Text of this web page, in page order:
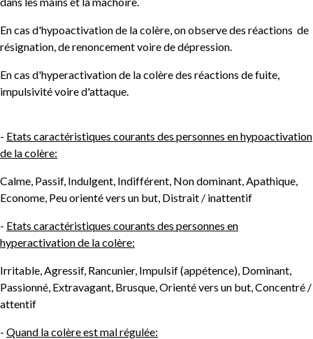
En cas d'hypoactivation de la colère, on observe des réactions de
résignation, de renoncement voire de dépression.
En cas d'hyperactivation de la colère des réactions de fuite,
impulsivité voire d'attaque.
- Etats caractéristiques courants des personnes en hypoactivation
de la colère:
Calme, Passif, Indulgent, Indifférent, Non dominant, Apathique,
Econome, Peu orienté vers un but, Distrait / inattentif
- Etats caractéristiques courants des personnes en
hyperactivation de la colère:
Irritable, Agressif, Rancunier, Impulsif (appétence), Dominant,
Passionné, Extravagant, Brusque, Orienté vers un but, Concentré /
attentif
- Quand la colère est mal régulée: